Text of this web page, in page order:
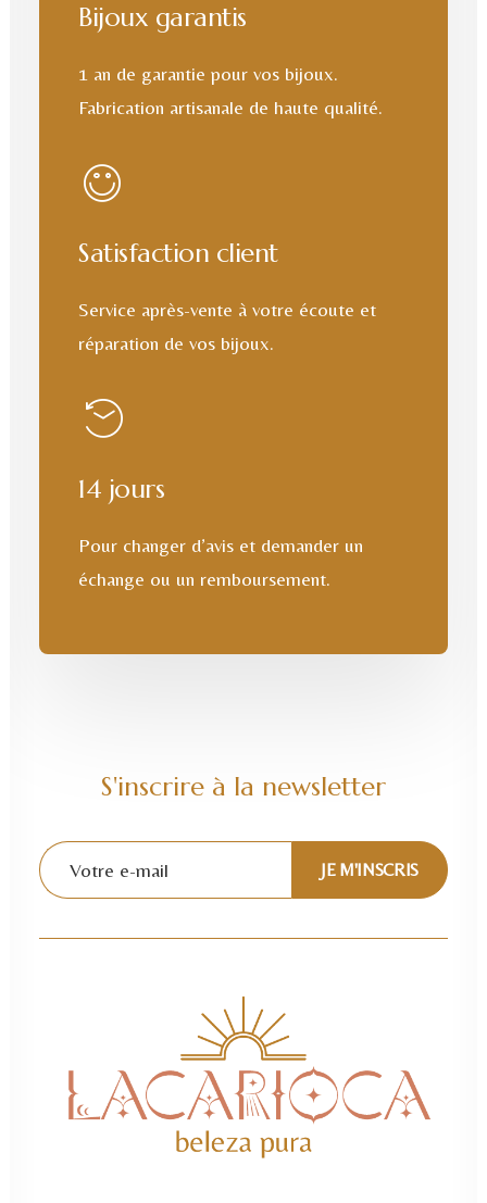
Bijoux garantis
1 an de garantie pour vos bijoux.
Fabrication artisanale de haute qualité.
Satisfaction client
Service après-vente à votre écoute et
réparation de vos bijoux.
14 jours
Pour changer d’avis et demander un
échange ou un remboursement.
S'inscrire à la newsletter